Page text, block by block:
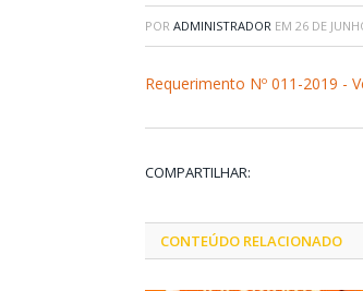
POR ADMINISTRADOR EM 26 DE
Requerimento Nº 011-2019 -
COMPARTILHAR:
CONTEÚDO RELACIONADO